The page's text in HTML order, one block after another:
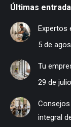
Últimas
Expertos
5 de
Tu
29 de
integral